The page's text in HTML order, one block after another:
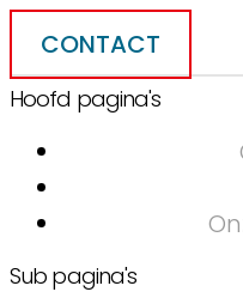
CONTACT
Hoofd pagina's
Sub pagina's